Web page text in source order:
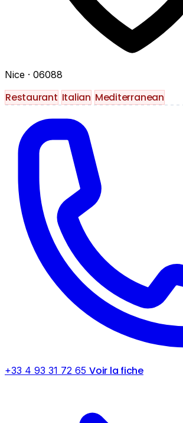
Nice · 06088
Restaurant Italian Mediterranean
+33 4 93 31 72 65 Voir la fiche